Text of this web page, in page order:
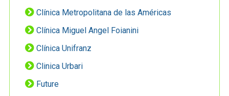
Clínica Metropolitana de las Américas
Clínica Miguel Angel Foianini
Clínica Unifranz
Clinica Urbari
Future